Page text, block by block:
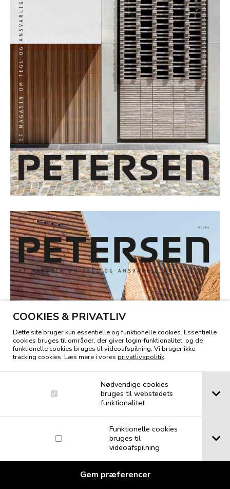
COOKIES & PRIVATLIV
Dette site bruger kun essentielle og funktionelle cookies. Essentielle
cookies bruges til områder, der giver login-funktionalitet, og de
funktionelle cookies bruges til videoafspilning. Vi bruger ikke
tracking cookies. Læs mere i vores privatlivspolitik.
Nødvendige cookies
bruges til webstedets
funktionalitet
Funktionelle cookies
bruges til
videoafspilning
Gem præferencer